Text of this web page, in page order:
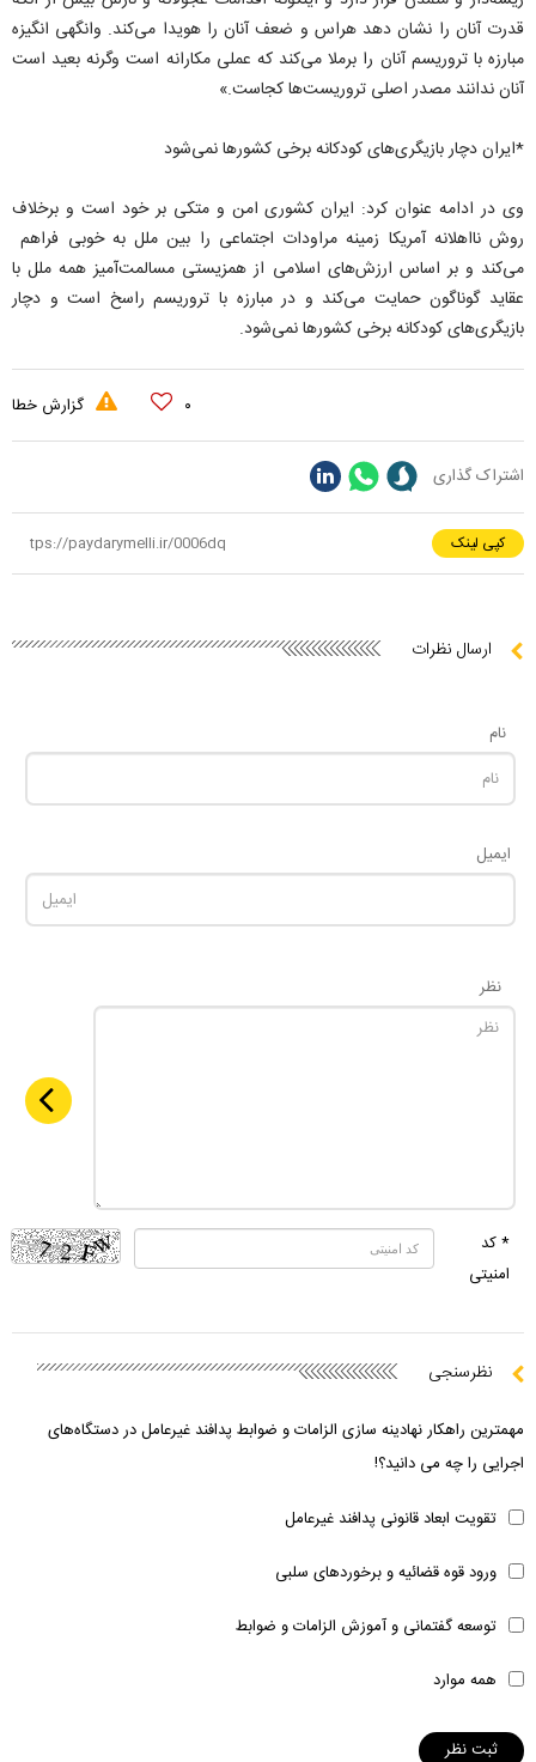
قدرت آنان را نشان دهد هراس و ضعف آنان را هویدا می‌کند. وانگهی انگیزه
مبارزه با تروریسم آنان را برملا می‌کند که عملی مکارانه است وگرنه بعید است
آنان ندانند مصدر اصلی تروریست‌ها کجاست.»
*ایران دچار بازیگری‌های کودکانه برخی کشورها نمی‌شود
وی در ادامه عنوان کرد: ایران کشوری امن و متکی بر خود است و برخلاف
روش نااهلانه آمریکا زمینه مراودات اجتماعی را بین ملل به خوبی فراهم
می‌کند و بر اساس ارزش‌های اسلامی از همزیستی مسالمت‌آمیز همه ملل با
عقاید گوناگون حمایت می‌کند و در مبارزه با تروریسم راسخ است و دچار
بازیگری‌های کودکانه برخی کشورها نمی‌شود.
۰ گزارش خطا
اشتراک گذاری
کپی لینک
ارسال نظرات
نام
ایمیل
نظر
* کد
امنیتی
نظرسنجی
مهمترین راهکار نهادینه سازی الزامات و ضوابط پدافند غیرعامل در دستگاه‌های
اجرایی را چه می دانید؟!
تقویت ابعاد قانونی پدافند غیرعامل
ورود قوه قضائیه و برخوردهای سلبی
توسعه گفتمانی و آموزش الزامات و ضوابط
همه موارد